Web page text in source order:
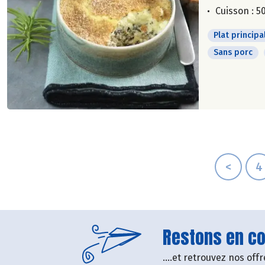
Cuisson :
Plat
Sans porc
< 4
Restons en
....et retrouvez nos